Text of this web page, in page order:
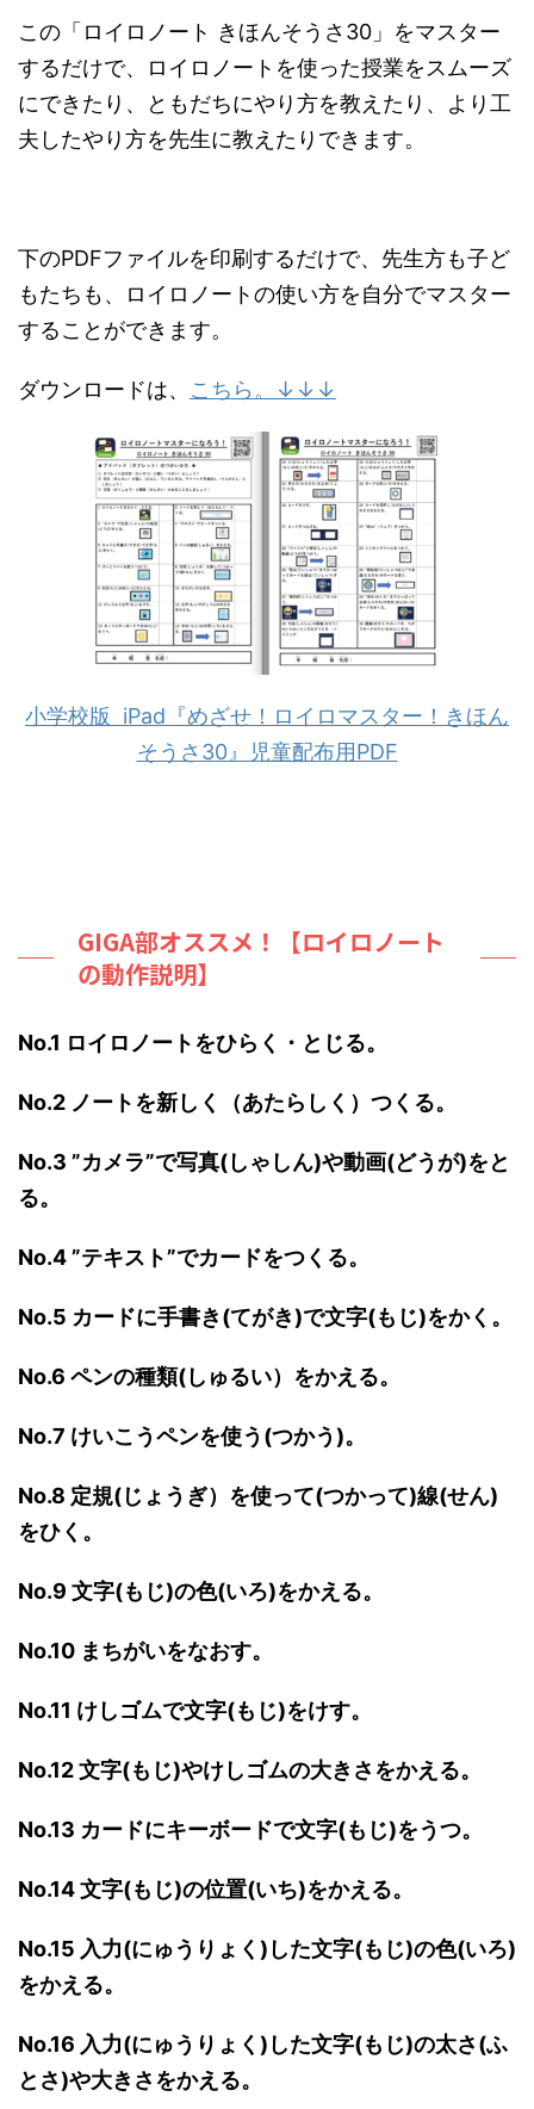
この「ロイロノート きほんそうさ30」をマスター
するだけで、ロイロノートを使った授業をスムーズ
にできたり、ともだちにやり方を教えたり、より工
夫したやり方を先生に教えたりできます。
下のPDFファイルを印刷するだけで、先生方も子ど
もたちも、ロイロノートの使い方を自分でマスター
することができます。
ダウンロードは、 こちら。↓↓↓
小学校版 iPad『めざせ！ロイロマスター！きほん
そうさ30』児童配布用PDF
GIGA部オススメ！【ロイロノート
の動作説明】
No.1 ロイロノートをひらく・とじる。
No.2 ノートを新しく（あたらしく）つくる。
No.3 ”カメラ”で写真(しゃしん)や動画(どうが)をと
る。
No.4 ”テキスト”でカードをつくる。
No.5 カードに手書き(てがき)で文字(もじ)をかく。
No.6 ペンの種類(しゅるい）をかえる。
No.7 けいこうペンを使う(つかう)。
No.8 定規(じょうぎ）を使って(つかって)線(せん)
をひく。
No.9 文字(もじ)の色(いろ)をかえる。
No.10 まちがいをなおす。
No.11 けしゴムで文字(もじ)をけす。
No.12 文字(もじ)やけしゴムの大きさをかえる。
No.13 カードにキーボードで文字(もじ)をうつ。
No.14 文字(もじ)の位置(いち)をかえる。
No.15 入力(にゅうりょく)した文字(もじ)の色(いろ)
をかえる。
No.16 入力(にゅうりょく)した文字(もじ)の太さ(ふ
とさ)や大きさをかえる。